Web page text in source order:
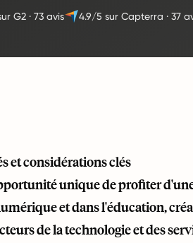
G2 ·73 avis 4.9/5 sur Capterra · 37
et considérations clés
unique de profiter
et dans l'éducation,
de la technologie et des